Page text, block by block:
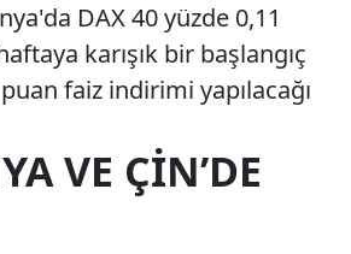
DAX 40 yüzde 0,11
karışık bir başlangıç
faiz indirimi yapılacağı
VE ÇIN’DE